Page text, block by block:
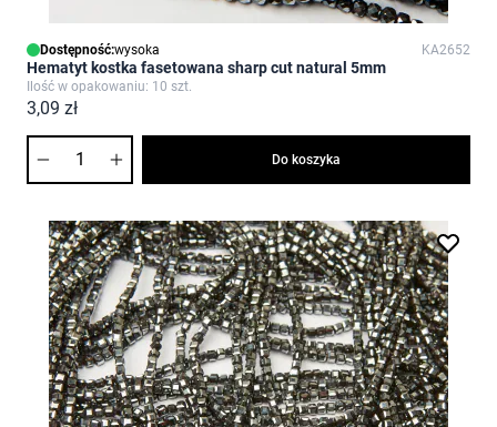
Dostępność:wysoka KA2652
Hematyt kostka fasetowana sharp cut natural 5mm
Ilość w opakowaniu: 10 szt.
3,09 zł
Do koszyka